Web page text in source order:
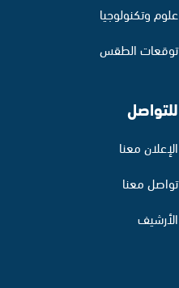
علوم وتكنولوجيا
توقعات الطقس
للتواصل
الإعلان معنا
تواصل معنا
الأرشيف